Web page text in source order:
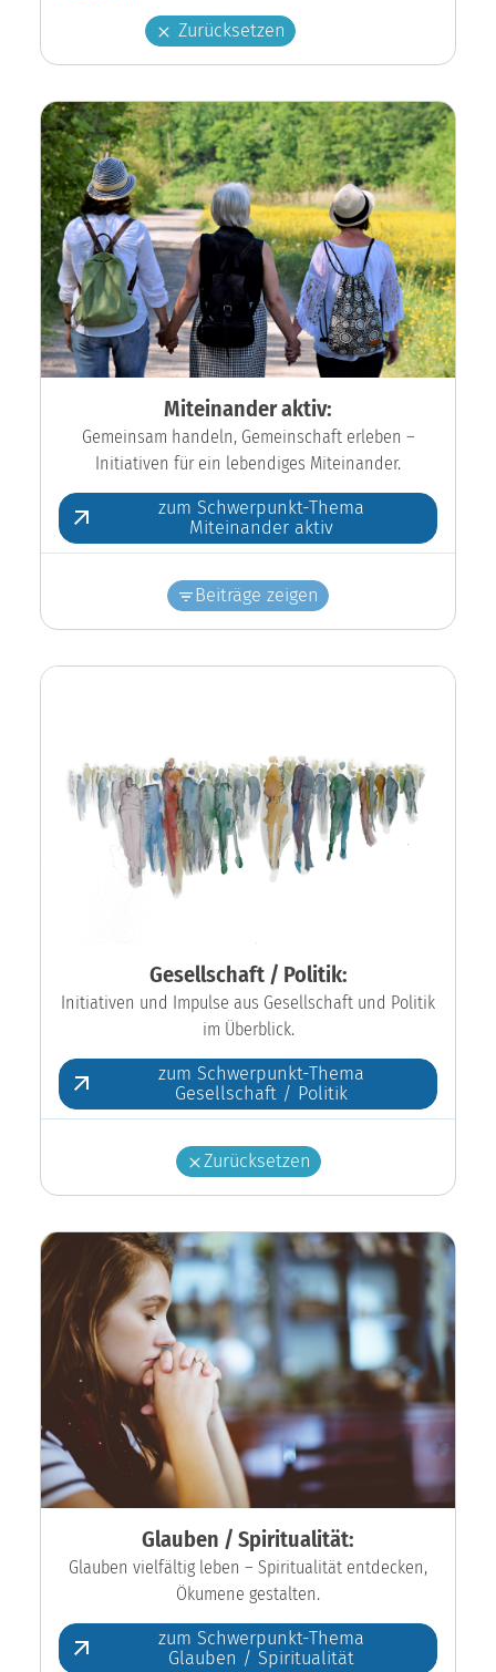
Zurücksetzen
Miteinander aktiv:
Gemeinsam handeln, Gemeinschaft erleben –
Initiativen für ein lebendiges Miteinander.
zum Schwerpunkt-Thema
Miteinander aktiv
Beiträge zeigen
Gesellschaft / Politik:
Initiativen und Impulse aus Gesellschaft und Politik
im Überblick.
zum Schwerpunkt-Thema
Gesellschaft / Politik
Zurücksetzen
Glauben / Spiritualität:
Glauben vielfältig leben – Spiritualität entdecken,
Ökumene gestalten.
zum Schwerpunkt-Thema
Glauben / Spiritualität